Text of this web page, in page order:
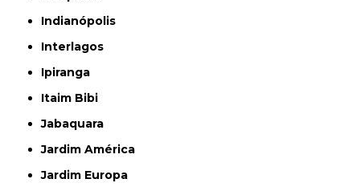
Indianópolis
Interlagos
Ipiranga
Itaim Bibi
Jabaquara
Jardim América
Jardim Europa